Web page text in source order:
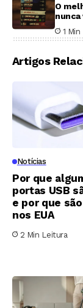
O
1
Artigos
Notícias
Por que
portas USB
e por que
nos EUA
2 Min Leitura